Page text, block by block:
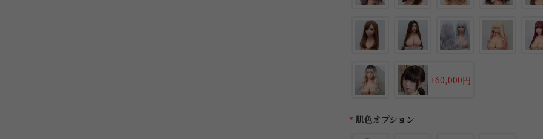
+60,000円
* 肌色オプション